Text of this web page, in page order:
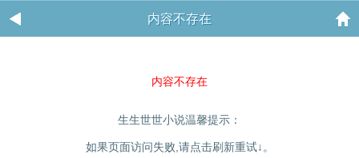
内容不存在
内容不存在
生生世世小说温馨提示：
如果页面访问失败,请点击刷新重试↓。